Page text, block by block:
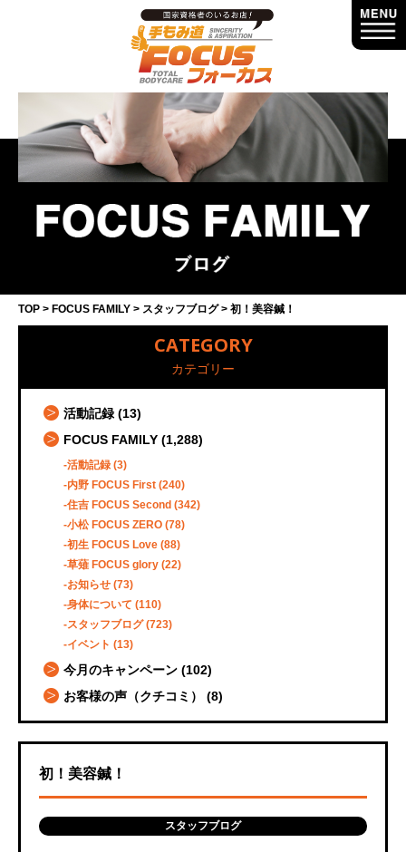
TOP FOCUS FAMILY スタッフブログ 初！美容鍼！
CATEGORY
カテゴリー
活動記録 (13)
FOCUS FAMILY (1,288)
活動記録 (3)
内野 FOCUS First (240)
住吉 FOCUS Second (342)
小松 FOCUS ZERO (78)
初生 FOCUS Love (88)
草薙 FOCUS glory (22)
お知らせ (73)
身体について (110)
スタッフブログ(723)
イベント (13)
今月のキャンペーン (102)
お客様の声（クチコミ）
(8)
初！美容鍼！
スタッフブログ